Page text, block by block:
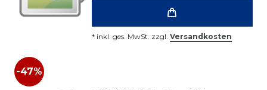
* inkl. ges. MwSt. zzgl. Versandkosten
-47%